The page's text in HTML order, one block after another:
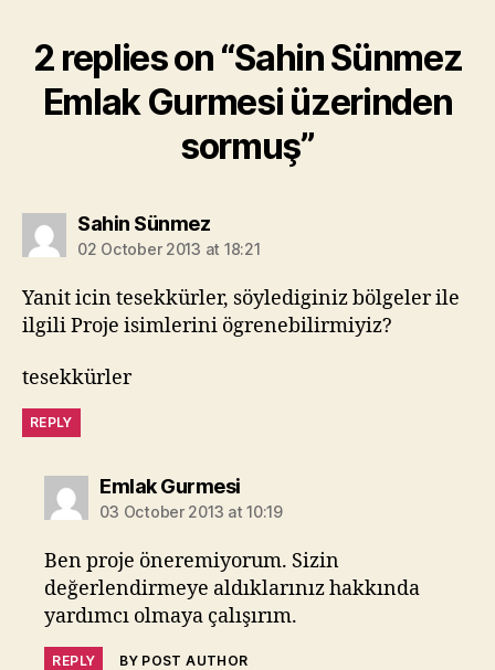
2 replies on “Sahin Sünmez
Emlak Gurmesi üzerinden
sormuş”
Sahin Sünmezsays:
02 October 2013 at 18:21
Yanit icin tesekkürler, söylediginiz bölgeler ile
ilgili Proje isimlerini ögrenebilirmiyiz?
tesekkürler
REPLY
Emlak Gurmesisays:
03 October 2013 at 10:19
Ben proje öneremiyorum. Sizin
değerlendirmeye aldıklarınız hakkında
yardımcı olmaya çalışırım.
REPLY BY POST AUTHOR